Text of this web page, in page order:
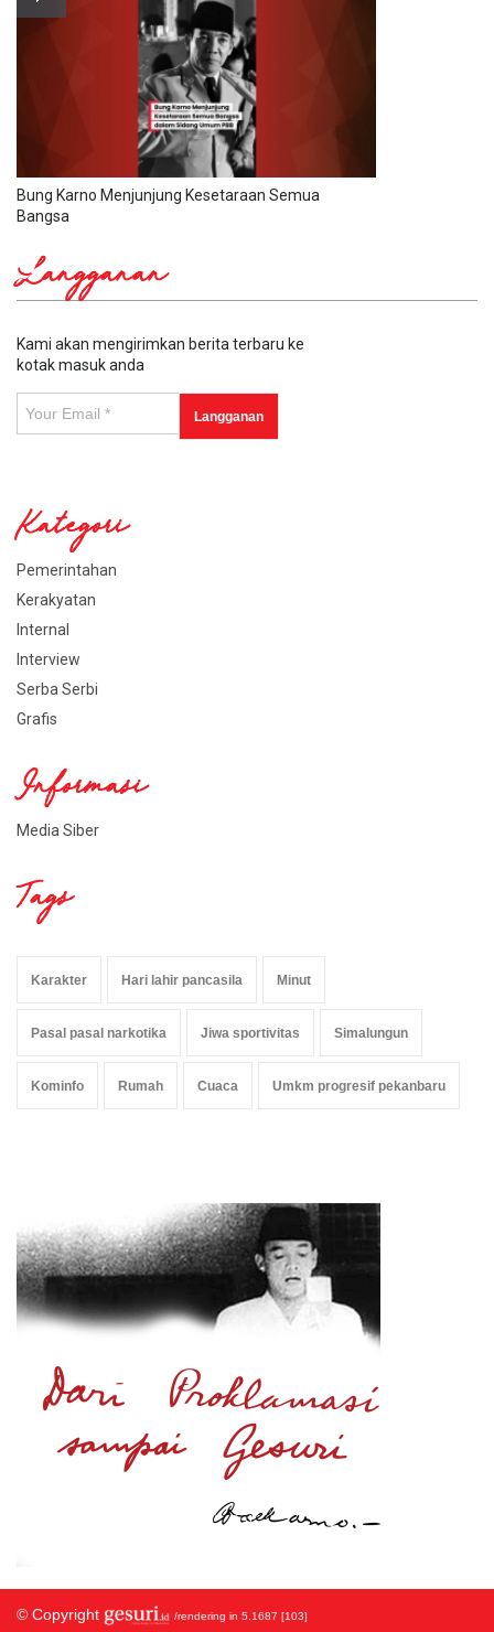
Bung Karno Menjunjung Kesetaraan Semua
Bangsa
Langganan
Kami akan mengirimkan berita terbaru ke
kotak masuk anda
Kategori
Pemerintahan
Kerakyatan
Internal
Interview
Serba Serbi
Grafis
Informasi
Media Siber
Tags
Karakter Hari lahir pancasila Minut
Pasal pasal narkotika Jiwa sportivitas Simalungun
Kominfo Rumah Cuaca Umkm progresif pekanbaru
© Copyright /rendering in 5.1687 [103]